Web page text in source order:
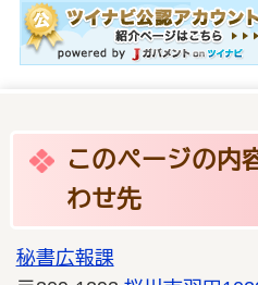
このページの内
わせ先
秘書広報課